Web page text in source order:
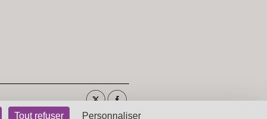
Tout refuser Personnaliser